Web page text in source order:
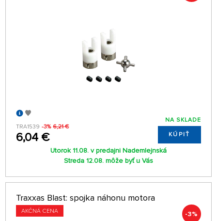
TRA1539 -3% 6,21 €
6,04 €
NA SKLADE
KÚPIŤ
Utorok 11.08. v predajni Nademlejnská
Streda 12.08. môže byť u Vás
Traxxas Blast: spojka náhonu motora
AKČNÁ CENA -3%